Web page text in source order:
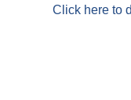
Click here to